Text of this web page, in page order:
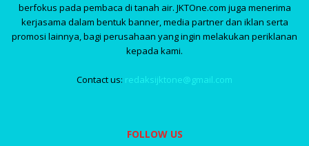
berfokus pada pembaca di tanah air. JKTOne.com juga menerima
kerjasama dalam bentuk banner, media partner dan iklan serta
promosi lainnya, bagi perusahaan yang ingin melakukan periklanan
kepada kami.
Contact us: redaksijktone@gmail.com
FOLLOW US